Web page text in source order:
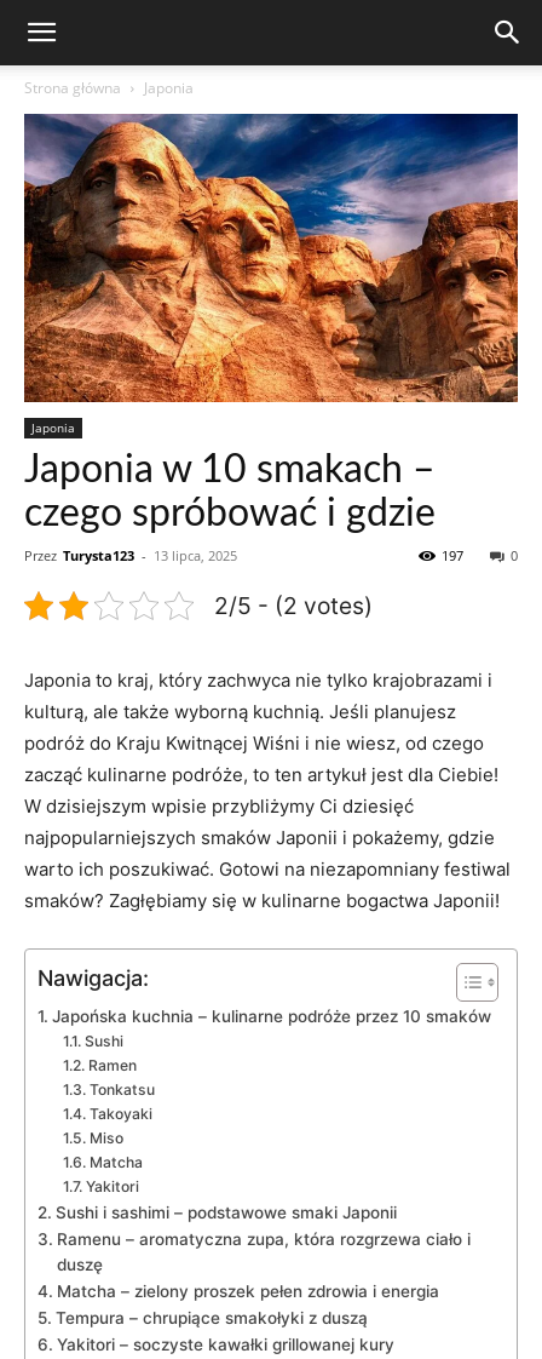
Strona główna Japonia
Japonia
Japonia w 10 smakach –
czego spróbować i gdzie
Przez Turysta123 - 13 lipca, 2025 0
197
2/5 - (2 votes)
Japonia to kraj, który zachwyca nie tylko krajobrazami i
kulturą, ale także wyborną kuchnią. Jeśli planujesz
podróż do Kraju Kwitnącej Wiśni i nie wiesz, od czego
zacząć kulinarne podróże, to ten artykuł jest dla Ciebie!
W dzisiejszym wpisie przybliżymy Ci dziesięć
najpopularniejszych smaków Japonii i pokażemy, gdzie
warto ich poszukiwać. Gotowi na niezapomniany festiwal
smaków? Zagłębiamy się w kulinarne bogactwa Japonii!
Nawigacja:
Japońska kuchnia – kulinarne podróże przez 10 smaków
Sushi
Ramen
Tonkatsu
Takoyaki
Miso
Matcha
Yakitori
Sushi i sashimi – podstawowe smaki Japonii
Ramenu – aromatyczna zupa, która rozgrzewa ciało i
duszę
Matcha – zielony proszek pełen zdrowia i energia
Tempura – chrupiące smakołyki z duszą
Yakitori – soczyste kawałki grillowanej kury